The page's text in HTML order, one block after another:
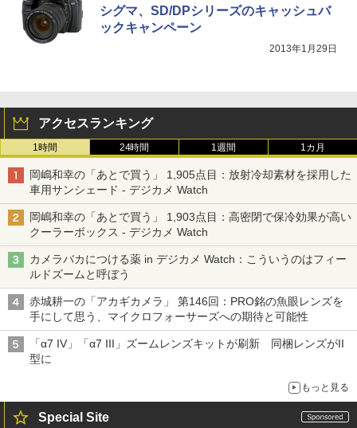
シグマ、SD/DPシリーズのキャッシュバ
ックキャンペーン
2013年1月29日
アクセスランキング
1時間 24時間 1週間 1カ月
岡嶋和幸の「あとで買う」 1,905点目：放射冷却素材を採用した
車用サンシェード - デジカメ Watch
岡嶋和幸の「あとで買う」 1,903点目：高密閉で保冷効果が高い
クーラーボックス - デジカメ Watch
カメラバカにつける薬 in デジカメ Watch：こういうのはフィー
ルドズームと呼ぼう
赤城耕一の「アカギカメラ」 第146回：PRO銘の魚眼レンズを
手にして思う、マイクロフォーサーズへの期待と可能性
「α7 IV」「α7 III」ズームレンズキットが刷新 同梱レンズがII
型に
もっと見る
Special Site